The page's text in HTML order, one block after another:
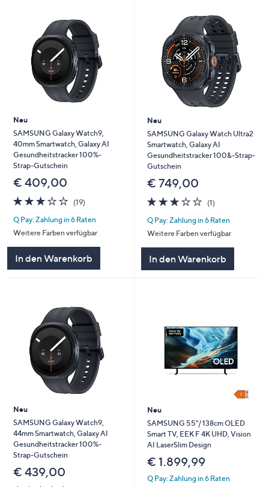
Neu
SAMSUNG Galaxy Watch9,
40mm Smartwatch, Galaxy AI
Gesundheitstracker 100%-
Strap-Gutschein
€ 409,00
3.0
von
5
(19)19
Q Pay: Zahlung in 6 Raten
Weitere Farben verfügbar
In den Warenkorb
Neu
SAMSUNG Galaxy Watch Ultra2
Smartwatch, Galaxy AI
Gesundheitstracker 100&-Strap-
Gutschein
€ 749,00
3.0
von
5
(1)1
Q Pay: Zahlung in 6 Raten
Weitere Farben verfügbar
In den Warenkorb
Neu
SAMSUNG Galaxy Watch9,
44mm Smartwatch, Galaxy AI
Gesundheitstracker 100%-
Strap-Gutschein
€ 439,00
Neu
SAMSUNG 55"/ 138cm OLED
Smart TV, EEK F 4K UHD, Vision
AI LaserSlim Design
€ 1.899,99
Q Pay: Zahlung in 6 Raten